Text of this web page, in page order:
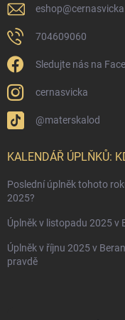
eshop@
704609060
Sledujte nás na
cernasvicka
@materskalod
KALENDÁŘ ÚPLŇKŮ:
Poslední úplněk tohoto
2025?
Úplněk v listopadu 2025 v
Úplněk v říjnu 2025 v
pravdě